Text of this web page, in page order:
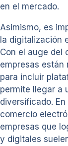
en el mercado.
Asimismo, es
la digitalización
Con el auge del
empresas están
para incluir
permite llegar a
diversificado.
comercio
empresas que
y digitales